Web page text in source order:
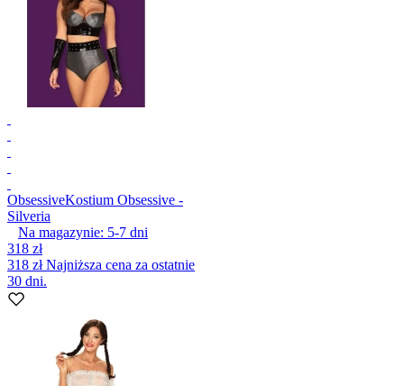
ObsessiveKostium Obsessive -
Silveria
Na magazynie: 5-7 dni
318 zł
318 złNajniższa cena za ostatnie
30 dni.